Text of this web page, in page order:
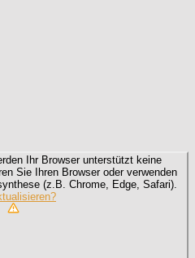
Ihr Browser unterstützt keine
Sie Ihren Browser oder verwenden
(z.B. Chrome, Edge, Safari).